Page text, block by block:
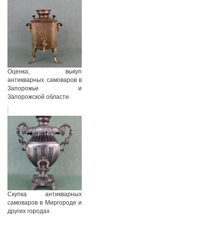
Оценка, выкуп
антикварных самоваров в
Запорожье и
Запорожской области
Скупка антикварных
самоваров в Миргороде и
других городах